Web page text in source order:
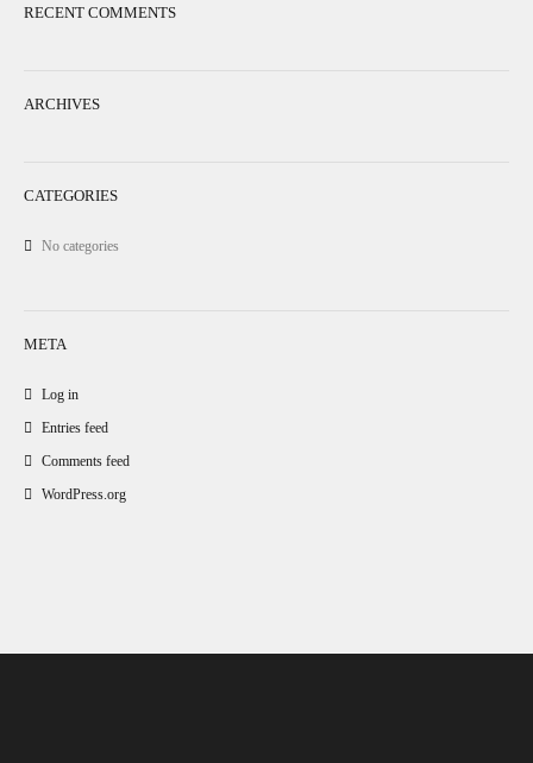
RECENT COMMENTS
ARCHIVES
CATEGORIES
No categories
META
Log in
Entries feed
Comments feed
WordPress.org